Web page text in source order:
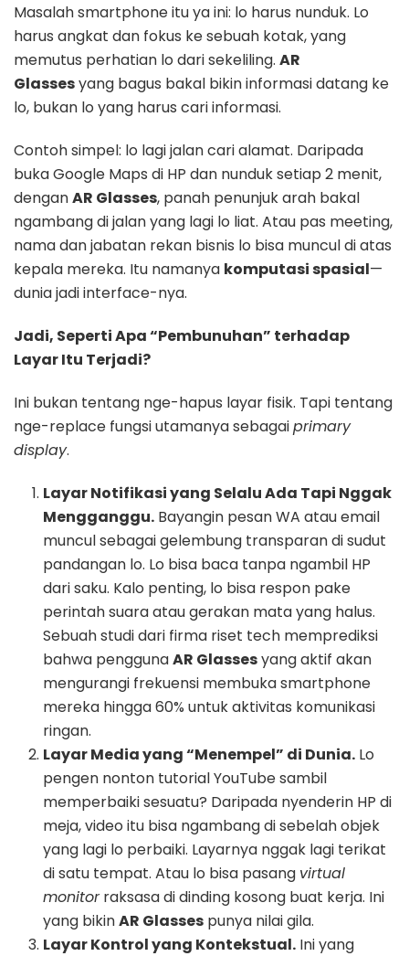
Masalah smartphone itu ya ini: lo harus nunduk. Lo
harus angkat dan fokus ke sebuah kotak, yang
memutus perhatian lo dari sekeliling. AR
Glassesyang bagus bakal bikin informasi datang ke
lo, bukan lo yang harus cari informasi.
Contoh simpel: lo lagi jalan cari alamat. Daripada
buka Google Maps di HP dan nunduk setiap 2 menit,
denganAR Glasses, panah penunjuk arah bakal
ngambang di jalan yang lagi lo liat. Atau pas meeting,
nama dan jabatan rekan bisnis lo bisa muncul di atas
kepala mereka. Itu namanya komputasi spasial—
dunia jadi interface-nya.
Jadi, Seperti Apa “Pembunuhan” terhadap
Layar Itu Terjadi?
Ini bukan tentang nge-hapus layar fisik. Tapi tentang
nge-replace fungsi utamanya sebagaiprimary
display.
Layar Notifikasi yang Selalu Ada Tapi Nggak
Mengganggu. Bayangin pesan WA atau email
muncul sebagai gelembung transparan di sudut
pandangan lo. Lo bisa baca tanpa ngambil HP
dari saku. Kalo penting, lo bisa respon pake
perintah suara atau gerakan mata yang halus.
Sebuah studi dari firma riset tech memprediksi
bahwa penggunaAR Glassesyang aktif akan
mengurangi frekuensi membuka smartphone
mereka hingga 60% untuk aktivitas komunikasi
ringan.
Layar Media yang “Menempel” di Dunia. Lo
pengen nonton tutorial YouTube sambil
memperbaiki sesuatu? Daripada nyenderin HP di
meja, video itu bisa ngambang di sebelah objek
yang lagi lo perbaiki. Layarnya nggak lagi terikat
di satu tempat. Atau lo bisa pasang virtual
monitorraksasa di dinding kosong buat kerja. Ini
yang bikinAR Glasses punya nilai gila.
Layar Kontrol yang Kontekstual. Ini yang